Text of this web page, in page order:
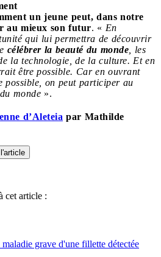
un jeune peut, dans notre
au mieux son futur. « En
qui lui permettra de découvrir
célébrer la beauté du monde , les
la technologie, de la culture. Et en
être possible. Car en ouvrant
possible, on peut participer au
monde ».
d’Aleteia par Mathilde
cet article :
grave d'une fillette détectée